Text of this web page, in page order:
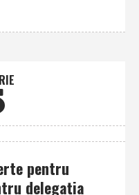
pentru
delegaţia